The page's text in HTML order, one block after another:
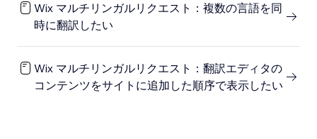
Wix マルチリンガルリクエスト：複数の言語を同
時に翻訳したい
Wix マルチリンガルリクエスト：翻訳エディタの
コンテンツをサイトに追加した順序で表示したい